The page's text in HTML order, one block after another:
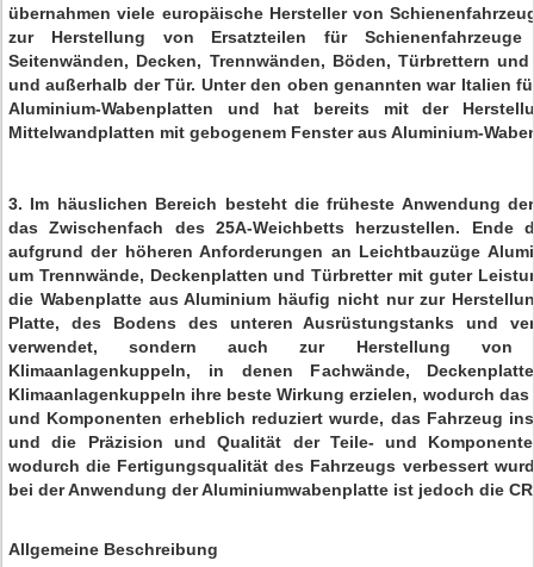
übernahmen viele europäische Hersteller von
zur Herstellung von Ersatzteilen für
Seitenwänden, Decken, Trennwänden, Böden, Türbrettern
und außerhalb der Tür. Unter den oben genannten war Italien
Aluminium-Wabenplatten und hat bereits mit der
Mittelwandplatten mit gebogenem Fenster aus Aluminium-
3. Im häuslichen Bereich besteht die früheste Anwendung
das Zwischenfach des 25A-Weichbetts herzustellen. Ende
aufgrund der höheren Anforderungen an Leichtbauzüge
um Trennwände, Deckenplatten und Türbretter mit guter
die Wabenplatte aus Aluminium häufig nicht nur zur
Platte, des Bodens des unteren Ausrüstungstanks und
verwendet, sondern auch zur Herstellung von
Klimaanlagenkuppeln, in denen Fachwände,
Klimaanlagenkuppeln ihre beste Wirkung erzielen, wodurch
und Komponenten erheblich reduziert wurde, das Fahrzeug
und die Präzision und Qualität der Teile- und
wodurch die Fertigungsqualität des Fahrzeugs verbessert
bei der Anwendung der Aluminiumwabenplatte ist jedoch die
Allgemeine Beschreibung